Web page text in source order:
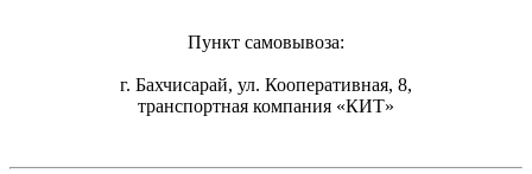
Пункт самовывоза:
г. Бахчисарай, ул. Кооперативная, 8,
транспортная компания «КИТ»